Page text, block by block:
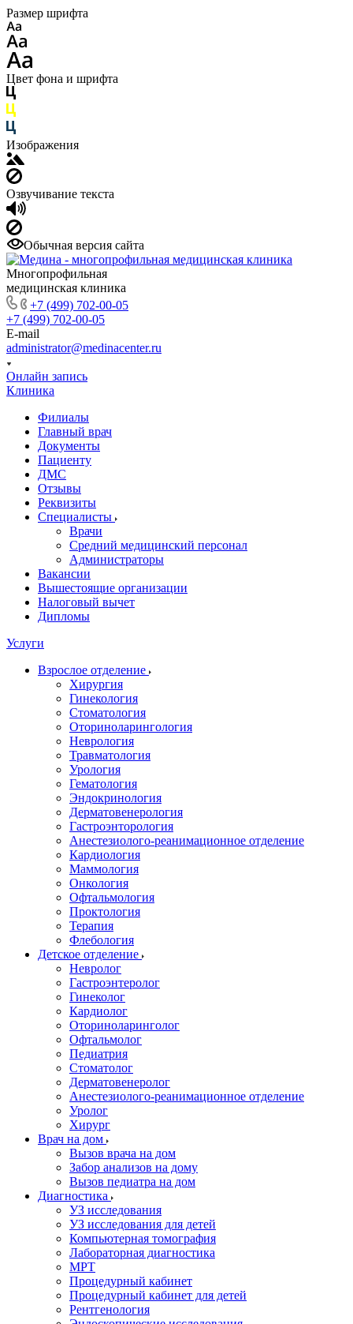
Размер шрифта
Цвет фона и шрифта
Изображения
Озвучивание текста
Обычная версия сайта
Многопрофильная
медицинская клиника
+7 (499) 702-00-05
+7 (499) 702-00-05
E-mail
administrator@medinacenter.ru
Онлайн запись
Клиника
Филиалы
Главный врач
Документы
Пациенту
ДМС
Отзывы
Реквизиты
Специалисты
Врачи
Средний медицинский персонал
Администраторы
Вакансии
Вышестоящие организации
Налоговый вычет
Дипломы
Услуги
Взрослое отделение
Хирургия
Гинекология
Стоматология
Оториноларингология
Неврология
Травматология
Урология
Гематология
Эндокринология
Дерматовенерология
Гастроэнторология
Анестезиолого-реанимационное отделение
Кардиология
Маммология
Онкология
Офтальмология
Проктология
Терапия
Флебология
Детское отделение
Невролог
Гастроэнтеролог
Гинеколог
Кардиолог
Оториноларинголог
Офтальмолог
Педиатрия
Стоматолог
Дерматовенеролог
Анестезиолого-реанимационное отделение
Уролог
Хирург
Врач на дом
Вызов врача на дом
Забор анализов на дому
Вызов педиатра на дом
Диагностика
УЗ исследования
УЗ исследования для детей
Компьютерная томография
Лабораторная диагностика
МРТ
Процедурный кабинет
Процедурный кабинет для детей
Рентгенология